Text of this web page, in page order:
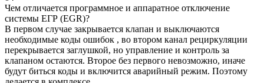
Чем отличается программное и аппаратное отключение
системы ЕГР (EGR)?
В первом случае закрывается клапан и выключаются
необходимые коды ошибок , во втором канал рециркуляции
перекрывается заглушкой, но управление и контроль за
клапаном остаются. Второе без первого невозможно, иначе
будут биться коды и включится аварийный режим. Поэтому